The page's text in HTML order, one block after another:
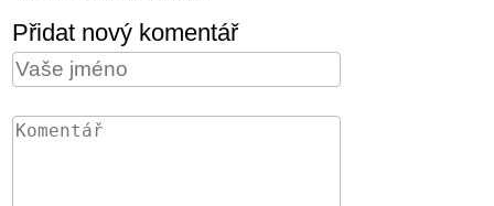
Přidat nový komentář